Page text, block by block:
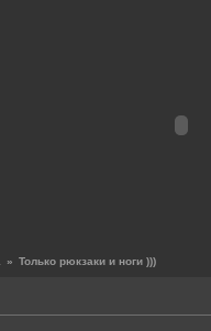
» Только рюкзаки и ноги )))